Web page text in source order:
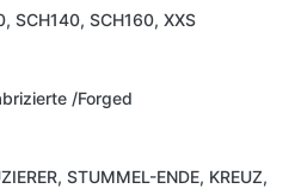
SCH140, SCH160, XXS
/Forged
STUMMEL-ENDE, KREUZ,